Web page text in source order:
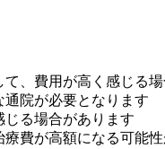
、費用が高く感じる
院が必要となります
る場合があります
費が高額になる可能